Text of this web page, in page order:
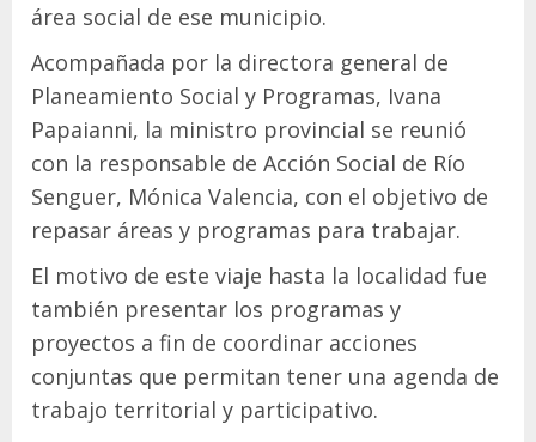
área social de ese municipio.
Acompañada por la directora general de
Planeamiento Social y Programas, Ivana
Papaianni, la ministro provincial se reunió
con la responsable de Acción Social de Río
Senguer, Mónica Valencia, con el objetivo de
repasar áreas y programas para trabajar.
El motivo de este viaje hasta la localidad fue
también presentar los programas y
proyectos a fin de coordinar acciones
conjuntas que permitan tener una agenda de
trabajo territorial y participativo.